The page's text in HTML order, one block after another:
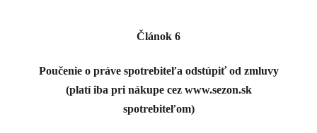
Článok 6
Poučenie o práve spotrebiteľa odstúpiť od zmluvy
(platí iba pri nákupe cez www.sezon.sk
spotrebiteľom)